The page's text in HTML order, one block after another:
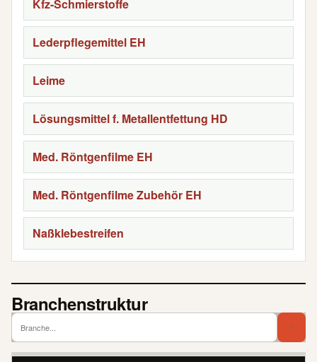
Kfz-Schmierstoffe
Lederpflegemittel EH
Leime
Lösungsmittel f. Metallentfettung HD
Med. Röntgenfilme EH
Med. Röntgenfilme Zubehör EH
Naßklebestreifen
Branchenstruktur